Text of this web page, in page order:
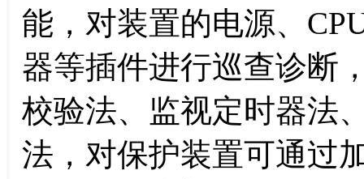
能，对装置的电源、
器等插件进行巡查诊断
校验法、监视定时器法
法，对保护装置可通过